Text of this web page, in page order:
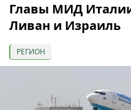
Главы МИД
Ливан и Израиль
РЕГИОН